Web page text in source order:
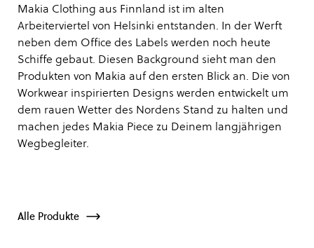
Makia Clothing aus Finnland ist im alten
Arbeiterviertel von Helsinki entstanden. In der Werft
neben dem Office des Labels werden noch heute
Schiffe gebaut. Diesen Background sieht man den
Produkten von Makia auf den ersten Blick an. Die von
Workwear inspirierten Designs werden entwickelt um
dem rauen Wetter des Nordens Stand zu halten und
machen jedes Makia Piece zu Deinem langjährigen
Wegbegleiter.
Alle Produkte